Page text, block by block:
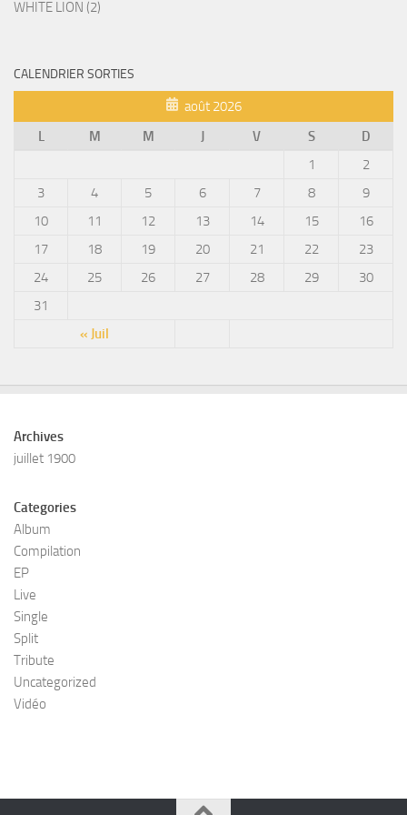
WHITE LION (2)
CALENDRIER SORTIES
août 2026
L
M M J V S D
« Juil
1
2
3
4 5 6 7 8
9
10
11 12 13 14 15
16
17
18 19 20 21 22
23
24
25 26 27 28 29
30
31
Archives
juillet 1900
Categories
Album
Compilation
EP
Live
Single
Split
Tribute
Uncategorized
Vidéo